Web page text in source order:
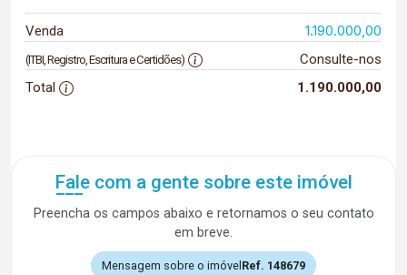
Venda 1.190.000,00
(ITBI, Registro, Escritura e Certidões)
Consulte-nos
Total
1.190.000,00
Fale com a gente sobre este imóvel
Preencha os campos abaixo e retornamos o seu contato
em breve.
Mensagem sobre o imóvel Ref. 148679